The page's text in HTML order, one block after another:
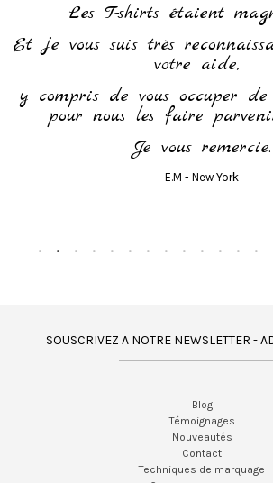
Les T-shirts étaient
Et je vous suis très
votre aide,
y compris de vous occuper
pour nous les faire
Je vous remercie.
E.M - New York
SOUSCRIVEZ A NOTRE NEWSLETTER -
Blog
Témoignages
Nouveautés
Contact
Techniques de marquage